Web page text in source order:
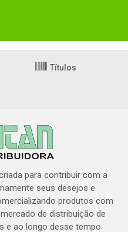
Títulos
para contribuir com a
seus desejos e
produtos com
de distribuição de
e ao longo desse tempo